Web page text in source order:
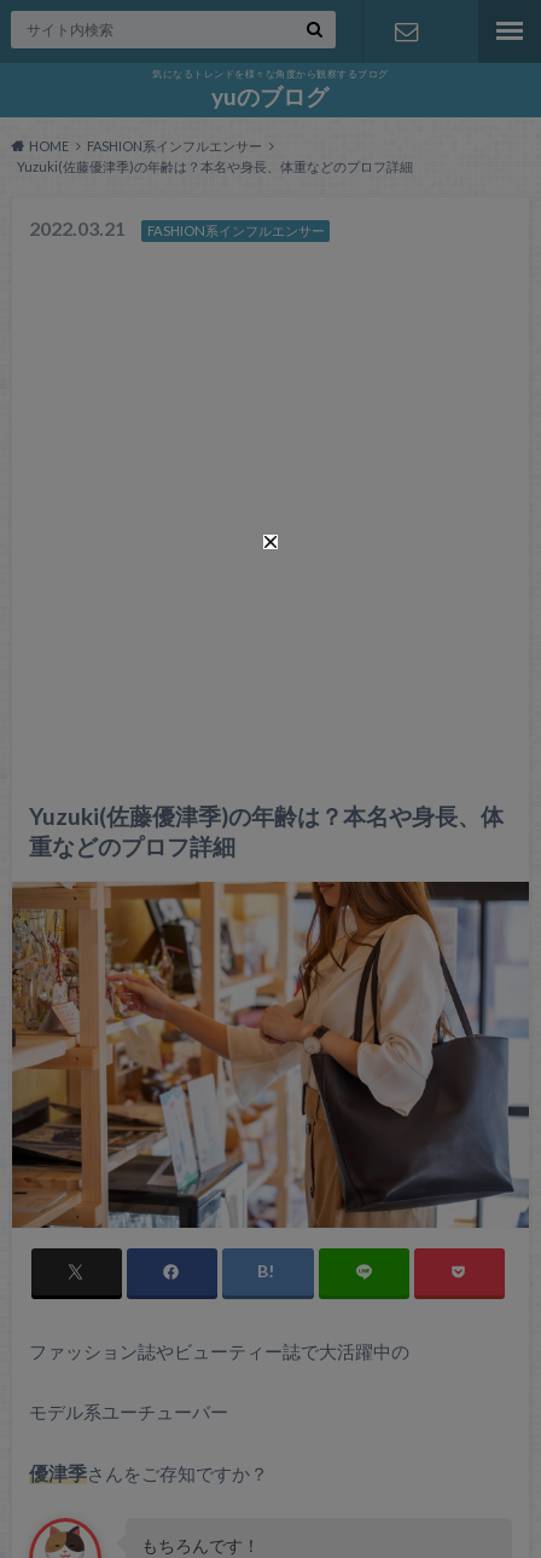
気になるトレンドを様々な角度から観察するブログ
yuのブログ
HOME
FASHION系インフルエンサー
Yuzuki(佐藤優津季)の年齢は？本名や身長、体重などのプロフ詳細
2022.03.21 FASHION系インフルエンサー
Yuzuki(佐藤優津季)の年齢は？本名や身長、体
重などのプロフ詳細
ファッション誌やビューティー誌で大活躍中の
モデル系ユーチューバー
優津季さんをご存知ですか？
もちろんです！